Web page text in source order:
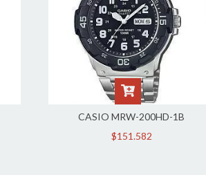
CASIO MRW-200HD-1B
$151.582